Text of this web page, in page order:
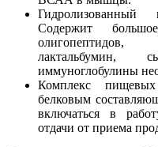
Гидролизованный
Содержит
олигопептидов,
лактальбумин,
иммуноглобулины
Комплекс
белковым
включаться в
отдачи от приема